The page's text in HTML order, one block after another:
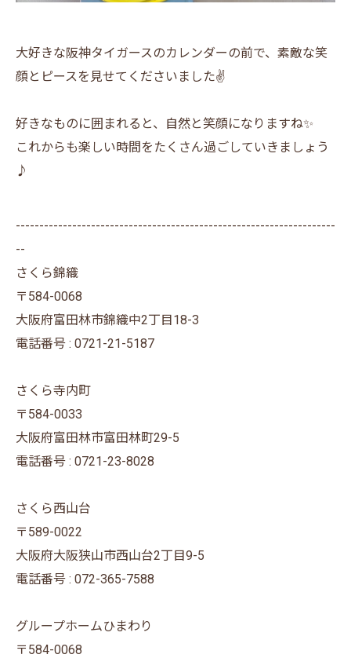
大好きな阪神タイガースのカレンダーの前で、素敵な笑
顔とピースを見せてくださいました✌️
好きなものに囲まれると、自然と笑顔になりますね✨
これからも楽しい時間をたくさん過ごしていきましょう
♪
--------------------------------------------------------------------
--
さくら錦織
〒584-0068
大阪府富田林市錦織中2丁目18-3
電話番号 : 0721-21-5187
さくら寺内町
〒584-0033
大阪府富田林市富田林町29-5
電話番号 : 0721-23-8028
さくら西山台
〒589-0022
大阪府大阪狭山市西山台2丁目9-5
電話番号 : 072-365-7588
グループホームひまわり
〒584-0068